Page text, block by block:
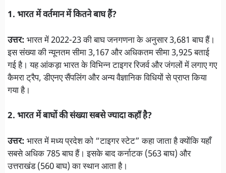
1. भारत में वर्तमान में कितने बाघ हैं?
उत्तर: भारत में 2022-23 की बाघ जनगणना के अनुसार 3,681 बाघ हैं।
इस संख्या की न्यूनतम सीमा 3,167 और अधिकतम सीमा 3,925 बताई
गई है। यह आंकड़ा भारत के विभिन्न टाइगर रिजर्व और जंगलों में लगाए गए
कैमरा ट्रैप, डीएनए सैंपलिंग और अन्य वैज्ञानिक विधियों से प्राप्त किया
गया है।
2. भारत में बाघों की संख्या सबसे ज्यादा कहाँ है?
उत्तर: भारत में मध्य प्रदेश को “टाइगर स्टेट” कहा जाता है क्योंकि यहाँ
सबसे अधिक 785 बाघ हैं। इसके बाद कर्नाटक (563 बाघ) और
उत्तराखंड (560 बाघ) का स्थान आता है।